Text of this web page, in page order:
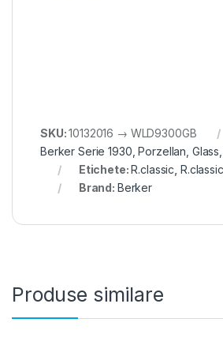
SKU:10132016 → WLD9300GB
Berker Serie 1930, Porzellan, Glass,
Etichete:R.classic
Brand: Berker
Produse similare